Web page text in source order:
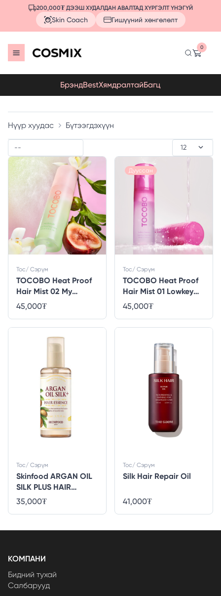
200,000₮ ДЭЭШ ХУДАЛДАН АВАЛТАД ХҮРГЭЛТ ҮНЭГҮЙ
Skin Coach Гишүүний хөнгөлөлт
0
БрэндBestХямдралтайБагц
Нүүр хуудас Бүтээгдэхүүн
TOCOBO Heat Proof
Hair Mist 02 My
Default
Тос/ Сэрүм
45,000₮
Дууссан
TOCOBO Heat Proof
Hair Mist 01 Lowkey
Famous
Тос/ Сэрүм
45,000₮
Skinfood ARGAN OIL
SILK PLUS HAIR
ESSENCE
Тос/ Сэрүм
35,000₮
Silk Hair Repair Oil
Тос/ Сэрүм
41,000₮
КОМПАНИ
Бидний тухай
Салбарууд